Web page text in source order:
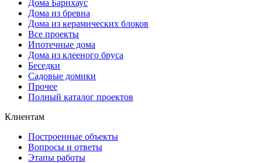
Дома Барнхаус
Дома из бревна
Дома из керамических блоков
Все проекты
Ипотечные дома
Дома из клееного бруса
Беседки
Садовые домики
Прочее
Полный каталог проектов
Клиентам
Построенные объекты
Вопросы и ответы
Этапы работы